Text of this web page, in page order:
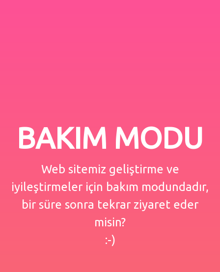
BAKIM MODU
Web sitemiz geliştirme ve
iyileştirmeler için bakım modundadır,
bir süre sonra tekrar ziyaret eder
misin?
:-)